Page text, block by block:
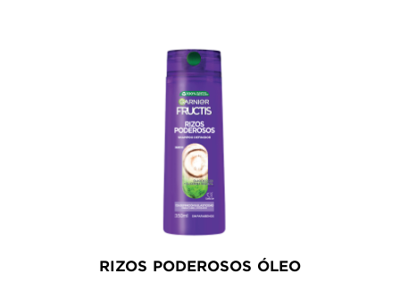
RIZOS PODEROSOS ÓLEO